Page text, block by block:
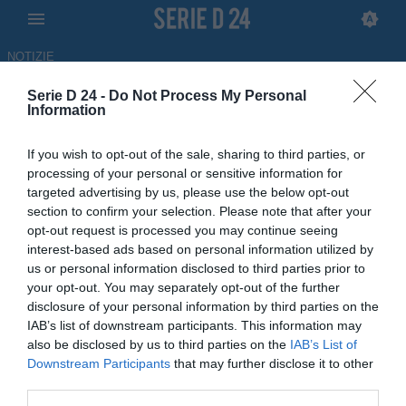
Serie D 24 - Do Not Process My Personal
Information
If you wish to opt-out of the sale, sharing to third parties, or
processing of your personal or sensitive information for
targeted advertising by us, please use the below opt-out
section to confirm your selection. Please note that after your
opt-out request is processed you may continue seeing
interest-based ads based on personal information utilized by
us or personal information disclosed to third parties prior to
your opt-out. You may separately opt-out of the further
disclosure of your personal information by third parties on the
IAB’s list of downstream participants. This information may
also be disclosed by us to third parties on the IAB’s List of
Downstream Participants that may further disclose it to other
NOTIZIE
Real Forio, in arrivo Antonio
Negro e Daniele Cipolla
ULTIM'ORA
17.06.2026 17:30 di
Gennaro Dimonte
La punta proviene dalla Paganese, il difensore dal Nola. Mercato
importante per il club isolano, alla sua prima volta in Serie D.